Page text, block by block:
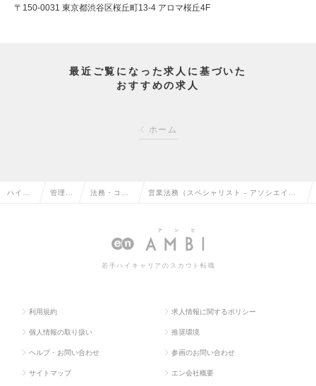
〒150-0031 東京都渋谷区桜丘町13-4 アロマ桜丘4F
最近ご覧になった求人に基づいた
おすすめの求人
ホーム
ハイク 管理部 法務・コン
スの転職
営業法務（スペシャリスト - アソシエイ
ダー～Mgr候補の求人情報
若手ハイキャリアのスカウト転職
利用規約 求人情報に関するポリシー
個人情報の取り扱い 推奨環境
ヘルプ・お問い合わせ 参画のお問い合わせ
サイトマップ エン会社概要